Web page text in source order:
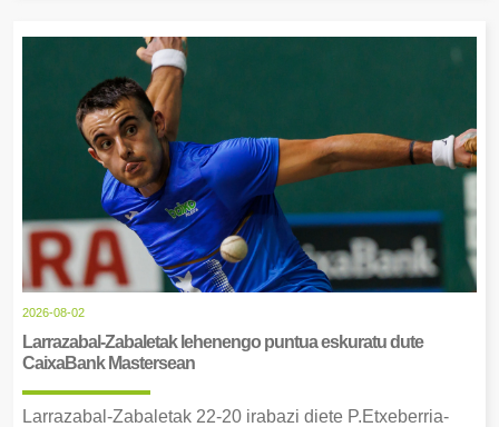
2026-08-02
Larrazabal-Zabaletak lehenengo puntua eskuratu dute
CaixaBank Mastersean
Larrazabal-Zabaletak 22-20 irabazi diete P.Etxeberria-